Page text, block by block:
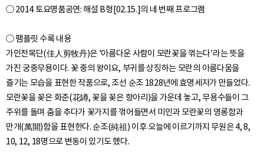
○ 2014 토요명품공연: 해설 B형[02.15.]의 네 번째 프로그램
○ 팸플릿 수록 내용
가인전목단(佳人剪牧丹)은 '아름다운 사람이 모란꽃을 꺾는다'라는 뜻을
가진 궁중무용이다. 꽃 중의 왕이요, 부귀를 상징하는 모란의 아름다움을
즐기는 모습을 표현한 작품으로, 조선 순조 1828년에 효명세자가 만들었다.
모란꽃을 꽂은 화준(花罇, 꽃을 꽂은 항아리)을 가운데 놓고, 무용수들이 그
주위를 돌며 춤을 추다가 꽃가지를 꺾어들면서 미인과 모란꽃의 영롱함과
만개(萬開)함을 표현한다. 순조(純祖) 이후 오늘에 이르기까지 무원은 4, 8,